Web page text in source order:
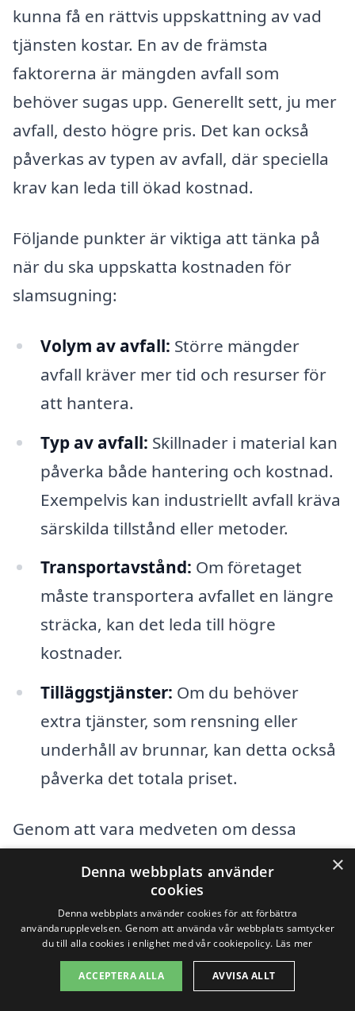
kunna få en rättvis uppskattning av vad
tjänsten kostar. En av de främsta
faktorerna är mängden avfall som
behöver sugas upp. Generellt sett, ju mer
avfall, desto högre pris. Det kan också
påverkas av typen av avfall, där speciella
krav kan leda till ökad kostnad.
Följande punkter är viktiga att tänka på
när du ska uppskatta kostnaden för
slamsugning:
Volym av avfall: Större mängder
avfall kräver mer tid och resurser för
att hantera.
Typ av avfall: Skillnader i material kan
påverka både hantering och kostnad.
Exempelvis kan industriellt avfall kräva
särskilda tillstånd eller metoder.
Transportavstånd: Om företaget
måste transportera avfallet en längre
sträcka, kan det leda till högre
kostnader.
Tilläggstjänster: Om du behöver
extra tjänster, som rensning eller
underhåll av brunnar, kan detta också
påverka det totala priset.
Genom att vara medveten om dessa
slamsugning i Insjön
Att kontakta flera företag för att få
offerter är en bra idé. Det låter dig
jämföra priser och tjänster, vilket kan
×
Denna webbplats använder
cookies
Denna webbplats använder cookies för att förbättra
användarupplevelsen. Genom att använda vår webbplats samtycker
du till alla cookies i enlighet med vår cookiepolicy. Läs mer
ACCEPTERA ALLA AVVISA ALLT